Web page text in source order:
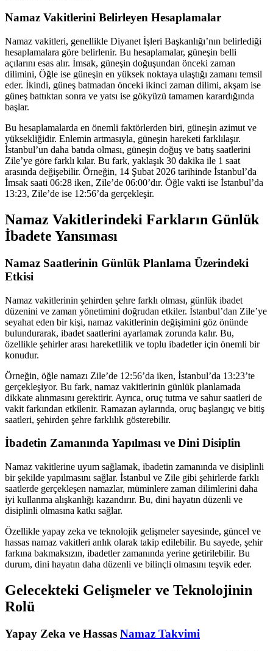
Namaz Vakitlerini Belirleyen Hesaplamalar
Namaz vakitleri, genellikle Diyanet İşleri Başkanlığı’nın belirlediği
hesaplamalara göre belirlenir. Bu hesaplamalar, güneşin belli
açılarını esas alır. İmsak, güneşin doğuşundan önceki zaman
dilimini, Öğle ise güneşin en yüksek noktaya ulaştığı zamanı temsil
eder. İkindi, güneş batmadan önceki ikinci zaman dilimi, akşam ise
güneş battıktan sonra ve yatsı ise gökyüzü tamamen karardığında
başlar.
Bu hesaplamalarda en önemli faktörlerden biri, güneşin azimut ve
yüksekliğidir. Enlemin artmasıyla, güneşin hareketi farklılaşır.
İstanbul’un daha batıda olması, güneşin doğuş ve batış saatlerini
Zile’ye göre farklı kılar. Bu fark, yaklaşık 30 dakika ile 1 saat
arasında değişebilir. Örneğin, 14 Şubat 2026 tarihinde İstanbul’da
İmsak saati 06:28 iken, Zile’de 06:00’dır. Öğle vakti ise İstanbul’da
13:23, Zile’de ise 12:56’da gerçekleşir.
Namaz Vakitlerindeki Farkların Günlük
İbadete Yansıması
Namaz Saatlerinin Günlük Planlama Üzerindeki
Etkisi
Namaz vakitlerinin şehirden şehre farklı olması, günlük ibadet
düzenini ve zaman yönetimini doğrudan etkiler. İstanbul’dan Zile’ye
seyahat eden bir kişi, namaz vakitlerinin değişimini göz önünde
bulundurarak, ibadet saatlerini ayarlamak zorunda kalır. Bu,
özellikle şehirler arası hareketlilik ve toplu ibadetler için önemli bir
konudur.
Örneğin, öğle namazı Zile’de 12:56’da iken, İstanbul’da 13:23’te
gerçekleşiyor. Bu fark, namaz vakitlerinin günlük planlamada
dikkate alınmasını gerektirir. Ayrıca, oruç tutma ve sahur saatleri de
vakit farkından etkilenir. Ramazan aylarında, oruç başlangıç ve bitiş
saatleri, şehirden şehre farklılık gösterebilir.
İbadetin Zamanında Yapılması ve Dini Disiplin
Namaz vakitlerine uyum sağlamak, ibadetin zamanında ve disiplinli
bir şekilde yapılmasını sağlar. İstanbul ve Zile gibi şehirlerde farklı
saatlerde gerçekleşen namazlar, müminlere zaman dilimlerini daha
iyi kullanma alışkanlığı kazandırır. Bu, dini hayatın düzenli ve
disiplinli olmasına katkı sağlar.
Özellikle yapay zeka ve teknolojik gelişmeler sayesinde, güncel ve
hassas namaz vakitleri anlık olarak takip edilebilir. Bu sayede, şehir
farkına bakmaksızın, ibadetler zamanında yerine getirilebilir. Bu
durum, dini hayatın daha düzenli ve bilinçli olmasını teşvik eder.
Gelecekteki Gelişmeler ve Teknolojinin
Rolü
Yapay Zeka ve Hassas Namaz Takvimi